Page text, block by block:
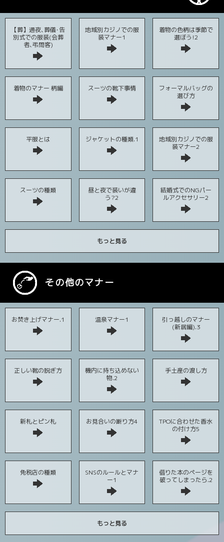
【葬】通夜､葬儀･告
別式での服装(会葬
者､弔問客)
地域別カジノでの服
装マナー1
着物の色柄は季節で
選ぼう!2
着物のマナー 柄編 スーツの靴下事情
フォーマルバッグの
選び方
平服とは ジャケットの種類.1
地域別カジノでの服
装マナー2
スーツの種類
昼と夜で装いが違
う?2
結婚式でのNGパー
ルアクセサリー2
もっと見る
その他のマナー
お焚き上げマナー.1 温泉マナー1
引っ越しのマナー
(新居編).3
正しい靴の脱ぎ方
機内に持ち込めない
物.2
手土産の渡し方
新札とピン札 お見合いの断り方4
TPOに合わせた香水
の付け方5
免税店の種類
SNSのルールとマナ
ー1
借りた本のページを
破ってしまったら.2
もっと見る